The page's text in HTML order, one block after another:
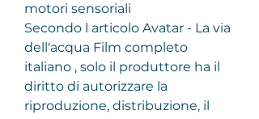
motori sensoriali
Secondo l articolo Avatar - La via
dell'acqua Film completo
italiano , solo il produttore ha il
diritto di autorizzare la
riproduzione, distribuzione, il